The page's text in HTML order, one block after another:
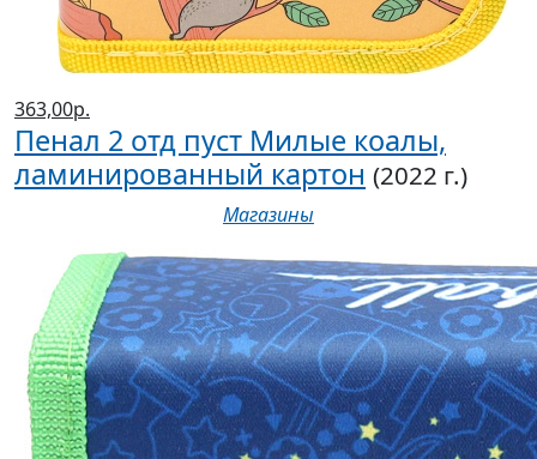
363,00р.
Пенал 2 отд пуст Милые коалы,
ламинированный картон (2022 г.)
Магазины